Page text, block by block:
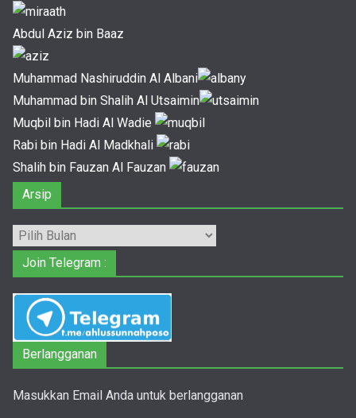
Abdul Aziz bin Baaz
Muhammad Nashiruddin Al Albani
Muhammad bin Shalih Al Utsaimin
Muqbil bin Hadi Al Wadie
Rabi bin Hadi Al Madkhali
Shalih bin Fauzan Al Fauzan
Arsip
Arsip
Join Telegram :
Berlangganan
Masukkan Email Anda untuk berlangganan